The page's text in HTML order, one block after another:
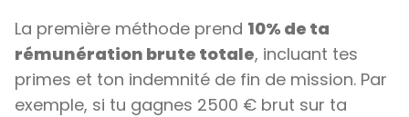
La première méthode prend 10% de ta
rémunération brute totale, incluant tes
primes et ton indemnité de fin de mission. Par
exemple, si tu gagnes 2500 € brut sur ta